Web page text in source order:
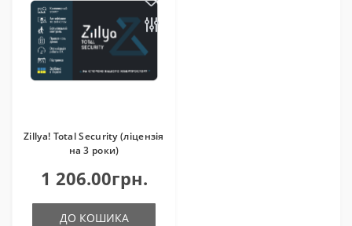
Zillya! Total Security (ліцензія
на 3 роки)
1 206.00грн.
ДО КОШИКА